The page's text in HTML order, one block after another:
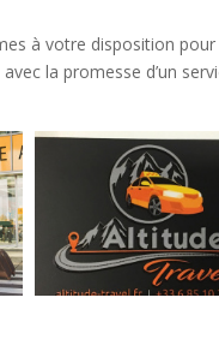
à votre disposition pour
la promesse d’un